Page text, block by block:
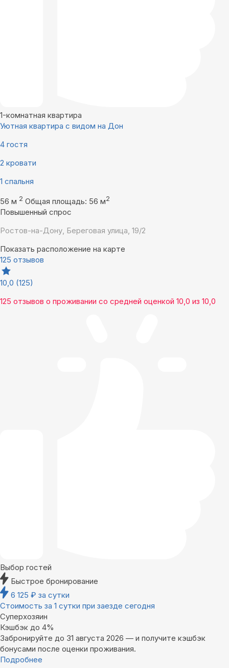
1-комнатная квартира
Уютная квартира с видом на Дон
4 гостя
2 кровати
1 спальня
56 м 2 Общая площадь: 56 м2
Повышенный спрос
Ростов-на-Дону, Береговая улица, 19/2
Показать расположение на карте
125 отзывов
10,0 (125)
125 отзывов о проживании со средней оценкой 10,0 из 10,0
Выбор гостей
Быстрое бронирование
6 125 ₽ за сутки
Стоимость за 1 сутки при заезде сегодня
Суперхозяин
Кэшбэк до 4%
Забронируйте до 31 августа 2026 — и получите кэшбэк
бонусами после оценки проживания.
Подробнее